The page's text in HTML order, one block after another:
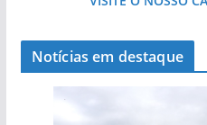
Notícias em destaque